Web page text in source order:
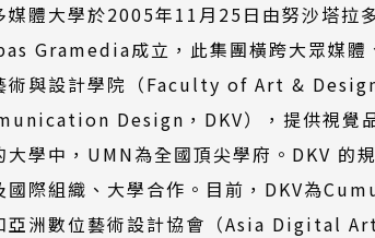
項
鑑
媒體大學於2005年11月25日由努沙塔拉
Gramedia成立，此集團橫跨大眾媒體
術與設計學院（Faculty of Art &
Design，DKV），提供視覺
大學中，UMN為全國頂尖學府。DKV 的
國際組織、大學合作。目前，DKV為
亞洲數位藝術設計協會（Asia Digital